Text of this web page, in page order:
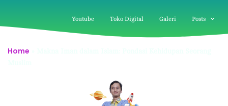
Youtube Toko Digital Galeri Posts
Home